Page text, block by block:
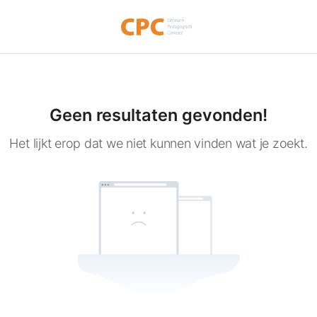
Geen resultaten gevonden!
Het lijkt erop dat we niet kunnen vinden wat je zoekt.